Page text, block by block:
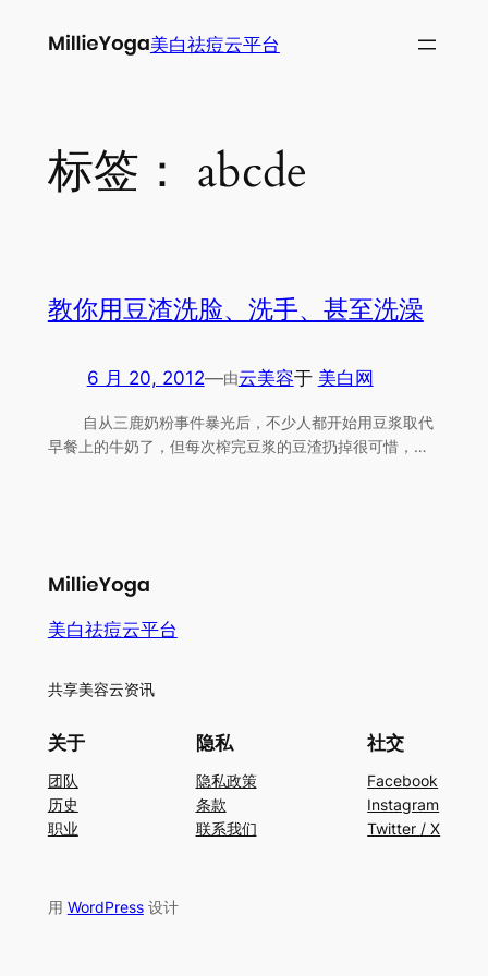
美白祛痘云平台
标签： abcde
教你用豆渣洗脸、洗手、甚至洗澡
6 月 20, 2012—由云美容于 美白网
自从三鹿奶粉事件暴光后，不少人都开始用豆浆取代
早餐上的牛奶了，但每次榨完豆浆的豆渣扔掉很可惜，…
美白祛痘云平台
共享美容云资讯
关于
团队
历史
职业
隐私
隐私政策
条款
联系我们
社交
Facebook
Instagram
Twitter / X
用 WordPress设计